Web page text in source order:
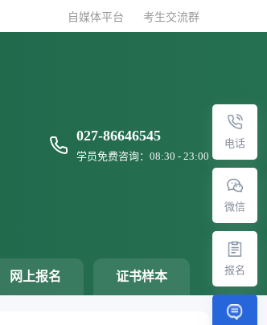
自媒体平台 考生交流群
027-86646545
学员免费咨询：08:30 - 23:00
网上报名 证书样本
电话
微信
报名